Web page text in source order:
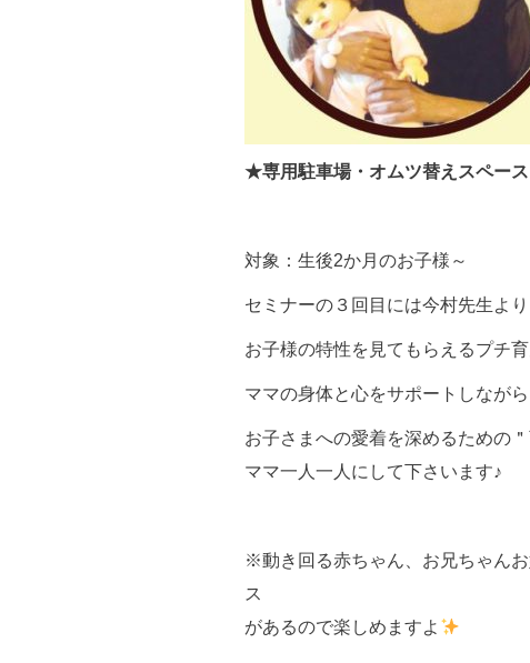
★専用駐車場・オムツ替えスペー
対象：生後2か月のお子様～
セミナーの３回目には今村先生よ
お子様の特性を見てもらえるプチ
ママの身体と心をサポートしながら
お子さまへの愛着を深めるための
ママ一人一人にして下さいます♪
※動き回る赤ちゃん、お兄ちゃん
ス
があるので楽しめますよ